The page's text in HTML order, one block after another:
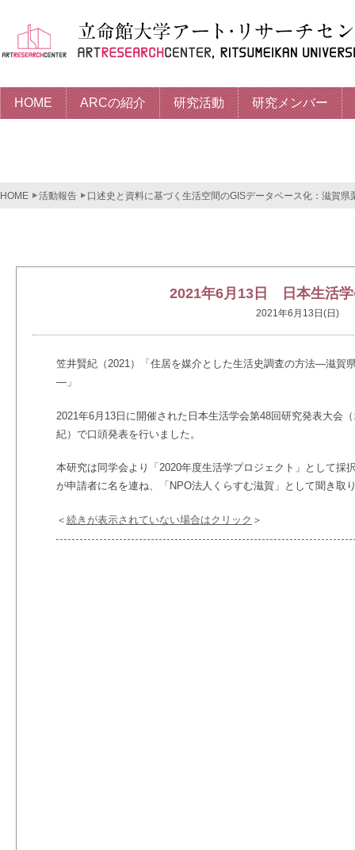
HOME ARCの紹介 研究活動 研究メンバー
HOME 活動報告 口述史と資料に基づく生活空間のGISデータベース化：滋賀
2021年6月13日 日本生活学
2021年6月13日(日)
笠井賢紀（2021）「住居を媒介とした生活史調査の方法―滋賀
―」
2021年6月13日に開催された日本生活学会第48回研究発表大会
紀）で口頭発表を行いました。
本研究は同学会より「2020年度生活学プロジェクト」として採
が申請者に名を連ね、「NPO法人くらすむ滋賀」として聞き取
＜ 続きが表示されていない場合はクリック ＞